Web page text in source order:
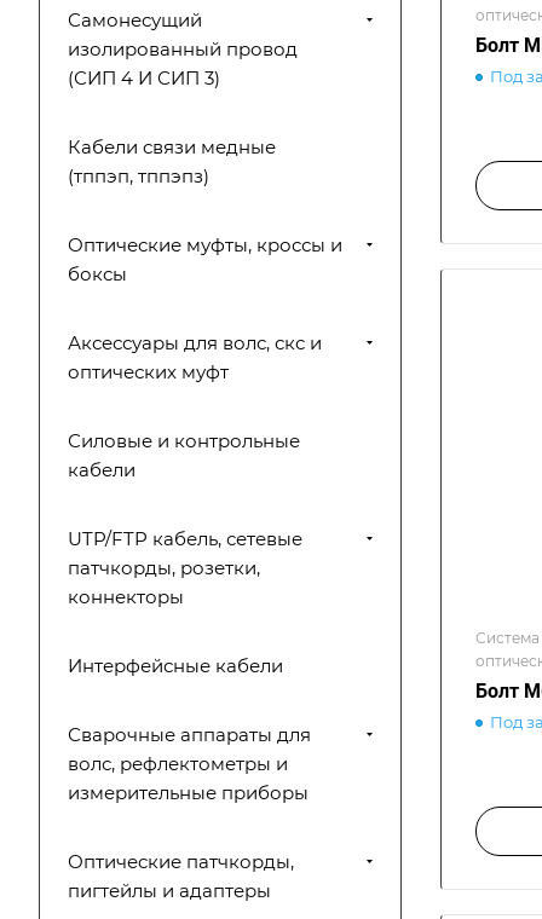
Болт
Под
Болт
Под
Самонесущий
изолированный провод
(СИП 4 И СИП 3)
Кабели связи медные
(тппэп, тппэпз)
Оптические муфты, кроссы и
боксы
Аксессуары для волс, скс и
оптических муфт
Силовые и контрольные
кабели
UTP/FTP кабель, сетевые
патчкорды, розетки,
коннекторы
Интерфейсные кабели
Сварочные аппараты для
волс, рефлектометры и
измерительные приборы
Оптические патчкорды,
пигтейлы и адаптеры